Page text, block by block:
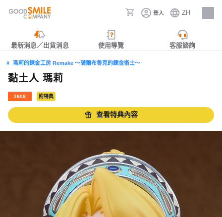
登入 ZH
人才招募
最新消息／出貨消息 使用導覽 客服諮詢
瑪莉的鍊金工房 Remake ～薩爾布魯克的鍊金術士～
黏土人 瑪莉
2608 附特典
查看特典內容